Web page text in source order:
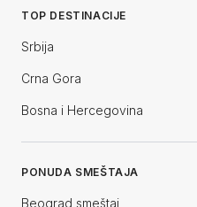
TOP DESTINACIJE
Srbija
Crna Gora
Bosna i Hercegovina
PONUDA SMEŠTAJA
Beograd smeštaj